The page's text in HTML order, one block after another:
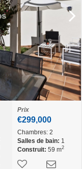
Prix
€299,000
Chambres: 2
Salles de bain: 1
Construit: 59 m2